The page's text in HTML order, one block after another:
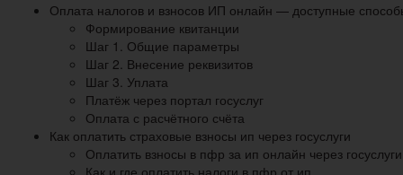
Оплата налогов и взносов ИП онлайн — доступные
Формирование квитанции
Шаг 1. Общие параметры
Шаг 2. Внесение реквизитов
Шаг 3. Уплата
Платёж через портал госуслуг
Оплата с расчётного счёта
Как оплатить страховые взносы ип через госуслуги
Оплатить взносы в пфр за ип онлайн через госуслуги
Как и где оплатить налоги в пфр от ип